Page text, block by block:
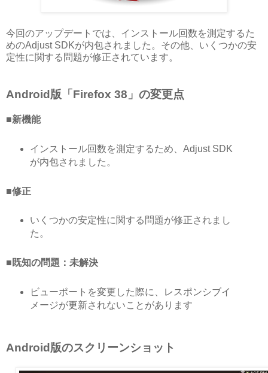
今回のアップデートでは、インストール回数を測定するた
めのAdjust SDKが内包されました。その他、いくつかの安
定性に関する問題が修正されています。
Android版「Firefox 38」の変更点
■新機能
インストール回数を測定するため、Adjust SDK
が内包されました。
■修正
いくつかの安定性に関する問題が修正されまし
た。
■既知の問題：未解決
ビューポートを変更した際に、レスポンシブイ
メージが更新されないことがあります
Android版のスクリーンショット